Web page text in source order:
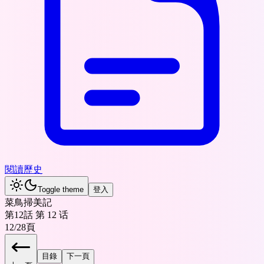
閱讀歷史
Toggle theme 登入
菜鳥掃美記
第12話 第 12 话
12/28頁
目錄 下一頁